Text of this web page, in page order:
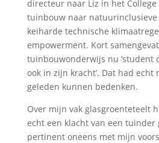
directeur naar Liz in het College
tuinbouw naar natuurinclusieve
keiharde technische
empowerment. Kort
tuinbouwonderwijs nu ‘student
ook in zijn kracht’. Dat had
geleden kunnen bedenken.
Over mijn vak glasgroenteteelt
echt een klacht van een tuinder
pertinent oneens met mijn